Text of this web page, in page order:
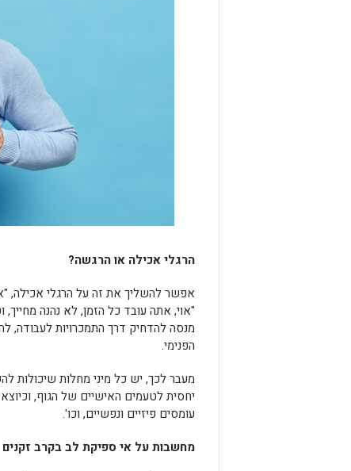
הרגלי אכילה או הרגשה?
אפשר להשליך את זה על הרגלי אכילה,
"אוי, אתה עובד כל הזמן, לא נהנה
מנסה להדחיק דרך התמכרויות לעבודה,
הפנימי.
מעבר לכך, יש כל מיני מחלות שיכולות
יחסית לטעמים האישיים של הגוף,
עומסים פיזיים ונפשיים, וכו'.
מחשבות על אי ספיקת לב בקרב זקנים